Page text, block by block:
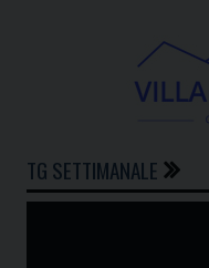
TG SETTIMANALE